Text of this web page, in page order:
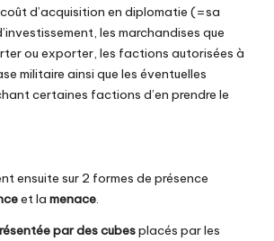
d’acquisition en diplomatie (=sa
les marchandises que
ou exporter, les factions autorisées à
militaire ainsi que les éventuelles
certaines factions d’en prendre le
ensuite sur 2 formes de présence
et la menace.
par des cubesplacés par les